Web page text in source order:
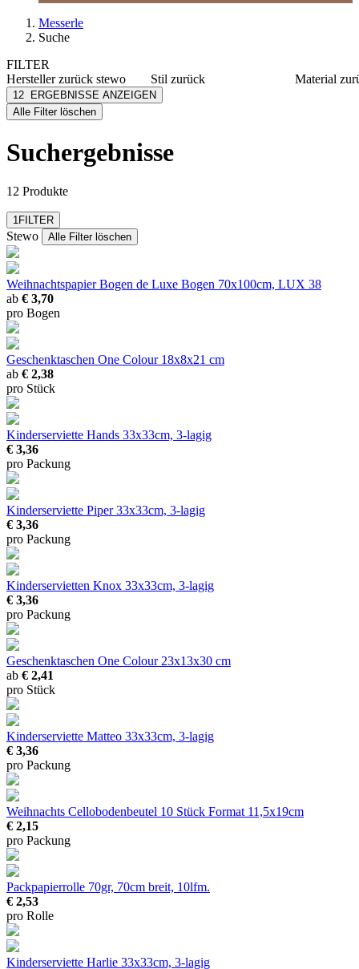
Messerle
Suche
FILTER
Herstellerzurück stewo
Stewo
[e] one
3M
mehr anzeigen
Stil zurück
Material
12
ERGEBNISSE ANZEIGEN
Alle Filter löschen
Suchergebnisse
12 Produkte
1FILTER
Stewo Alle Filter löschen
Weihnachtspapier Bogen de Luxe Bogen 70x100cm, LUX 38
ab € 3,70
pro Bogen
Geschenktaschen One Colour 18x8x21 cm
ab € 2,38
pro Stück
Kinderserviette Hands 33x33cm, 3-lagig
€ 3,36
pro Packung
Kinderserviette Piper33x33cm, 3-lagig
€ 3,36
pro Packung
Kinderservietten Knox 33x33cm, 3-lagig
€ 3,36
pro Packung
Geschenktaschen One Colour 23x13x30 cm
ab € 2,41
pro Stück
Kinderserviette Matteo 33x33cm, 3-lagig
€ 3,36
pro Packung
Weihnachts Cellobodenbeutel 10 Stück Format 11,5x19cm
€ 2,15
pro Packung
Packpapierrolle 70gr, 70cm breit, 10lfm.
€ 2,53
pro Rolle
Kinderserviette Harlie 33x33cm, 3-lagig